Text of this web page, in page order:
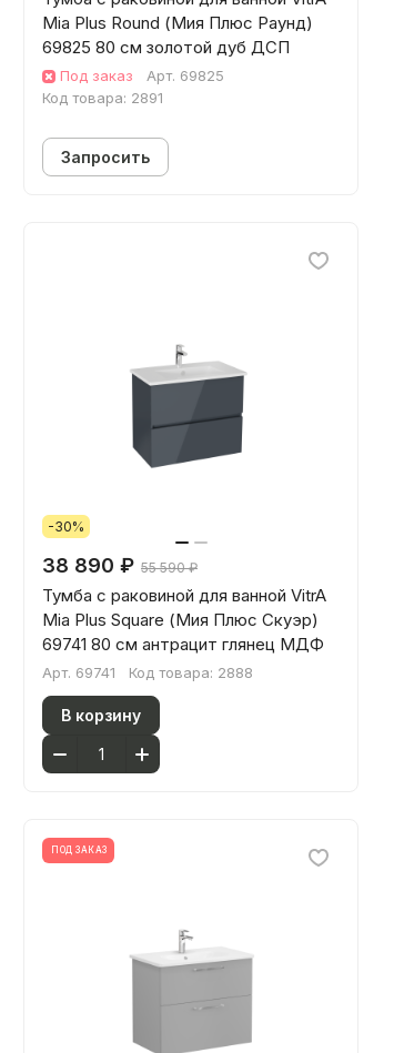
Mia Plus Round (Мия Плюс Раунд)
69825 80 см золотой дуб ДСП
Под заказ Арт. 69825
Код товара: 2891
Запросить
-30%
38 890 ₽ 55 590 ₽
Тумба с раковиной для ванной VitrA
Mia Plus Square (Мия Плюс Скуэр)
69741 80 см антрацит глянец МДФ
Арт. 69741 Код товара: 2888
В корзину
ПОД ЗАКАЗ